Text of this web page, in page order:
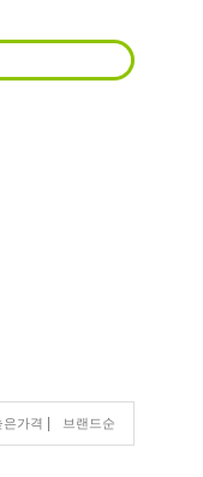
은가격 | 브랜드순